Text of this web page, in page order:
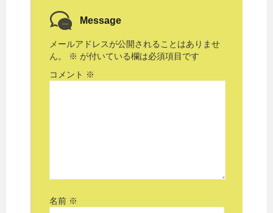
Message
メールアドレスが公開されることはありませ
ん。
※ が付いている欄は必須項目です
コメント ※
名前 ※